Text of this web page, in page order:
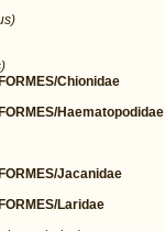
Chionidae
Haematopodidae
Jacanidae
Laridae